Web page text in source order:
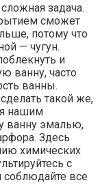
задача.
сможет
потому что
— чугун.
и
ванну, часто
ванны.
такой же,
нашим
ванну эмалью,
Здесь
химических
с
все